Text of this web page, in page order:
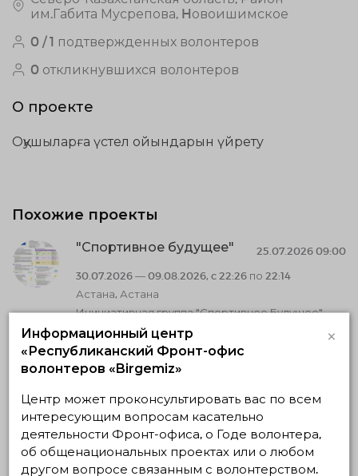
им.Габита Мусрепова, Hовоишимское
0 / 1 подтвержденных волонтеров
0 откликнувшихся волонтеров
О проекте
Оқушыларға үстел ойындарын үйрету
Похожие проекты
"Спортивное будущее"
25.07.2026 09:00
30.07.2026 — 09.08.2026, c 22:26 по 22:14
Астана, Астана
Инициативная группа "Спортивное Будущее"
Социальное волонтерство
Спортивное и ЗОЖ волонтёрство
Осанка Чемпиона: Регулярный
интенсив по детской координации и
спортивным играм
Информационный центр
«Республиканский Фронт-офис
волонтеров «Birgemiz»
×
Центр может проконсультировать вас по всем
интересующим вопросам касательно
деятельности Фронт-офиса, о Годе волонтера,
об общенациональных проектах или о любом
другом вопросе связанным с волонтерством.